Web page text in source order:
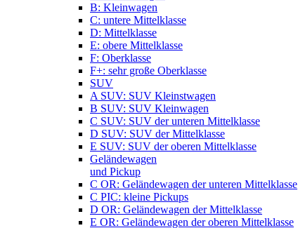
B: Kleinwagen
C: untere Mittelklasse
D: Mittelklasse
E: obere Mittelklasse
F: Oberklasse
F+: sehr große Oberklasse
SUV
A SUV: SUV Kleinstwagen
B SUV: SUV Kleinwagen
C SUV: SUV der unteren Mittelklasse
D SUV: SUV der Mittelklasse
E SUV: SUV der oberen Mittelklasse
Geländewagen
und Pickup
C OR: Geländewagen der unteren Mittelklasse
C PIC: kleine Pickups
D OR: Geländewagen der Mittelklasse
E OR: Geländewagen der oberen Mittelklasse